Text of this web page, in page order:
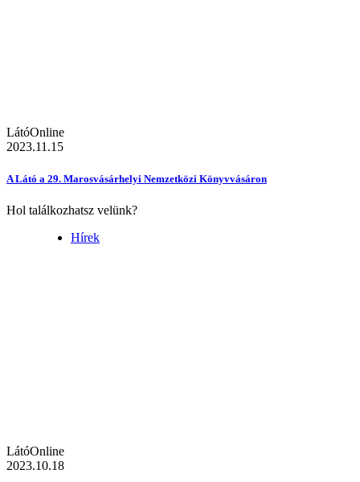
LátóOnline
2023.11.15
A Látó a 29. Marosvásárhelyi Nemzetközi Könyvvásáron
Hol találkozhatsz velünk?
Hírek
LátóOnline
2023.10.18